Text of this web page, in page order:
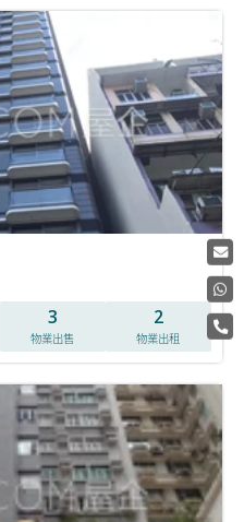
3
物業出售
2
物業出租